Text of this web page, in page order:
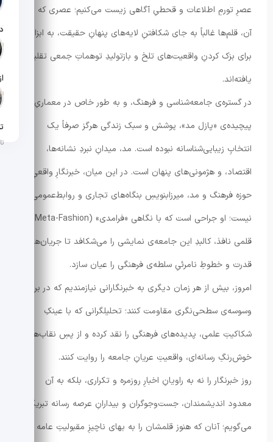
عصرِ تورمِ اطلاعات و قحطیِ آگاهی زیست می‌کنیم؛ عصری که در
آن، قلم‌ها غالباً به جای شکافتنِ لایه‌های پنهانِ حقیقت، به ابزاری
برای بزک کردنِ واقعیت‌های تلخ و بازتولیدِ توهماتِ جمعی تقلیل
یافته‌اند.
در گستره‌ی جامعه‌شناسی و فرهنگ، و به طور خاص در معماریِ
پیچیده‌ی «پازل مد»، پوشش و سبک زندگی هرگز صرفاً یک
انتخابِ زیبایی‌شناسانه نبوده است. مد، میدانِ نبردِ نشانه‌ها،
اقتصاد، و هژمونی‌های پنهان است. در این میان، خبرنگارِ واقعیِ
حوزه فرهنگ و مد، میرزابنویسِ بنگاه‌های تجاری و روابط‌عمومی‌ها
قلمی نافذ، کالبدِ این جامعه‌ی نمایشی را می‌شکافد تا جریان‌های
قدرت و خطوطِ نامرئیِ سلطه‌ی فرهنگی را عیان سازد.
امروز، بیش از هر زمان دیگری به خبرنگارانی نیازمندیم که در برابر
وسوسه‌ی سطحی‌نگری مقاومت کنند؛ تحلیلگرانی که با عینکِ
شکاکیتِ علمی، پدیده‌های فرهنگی را نقد کرده و از پسِ نقاب‌های
خوش‌رنگِ رسانه‌ای، واقعیتِ عریانِ جامعه را روایت کنند.
روز خبرنگار را نه به راویانِ اخبارِ روزمره و تکراری، بلکه به آن
معدود اندیشمندان، جست‌وجوگران و بیدارانِ عرصه رسانه تبریک
می‌گویم؛ آنان که هنوز قلمشان را به بهای ناچیزِ مقبولیتِ عامه